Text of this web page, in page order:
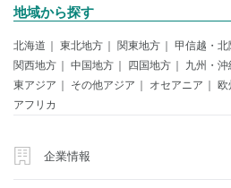
地域から探す
北海道 東北地方 関東地方 甲信越・
関西地方
中国地方 四国地方 九州・
東アジア
その他アジア オセアニア 欧
アフリカ
企業情報